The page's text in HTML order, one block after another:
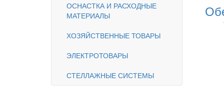
ОСНАСТКА И РАСХОДНЫЕ
МАТЕРИАЛЫ
ХОЗЯЙСТВЕННЫЕ ТОВАРЫ
ЭЛЕКТРОТОВАРЫ
СТЕЛЛАЖНЫЕ СИСТЕМЫ